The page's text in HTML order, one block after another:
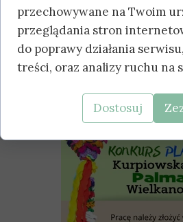
Regulamin
Karta zgłoszeniowa
przechowywane na Twoim
przeglądania stron
do poprawy działania
treści, oraz analizy ruchu na
Dostosuj